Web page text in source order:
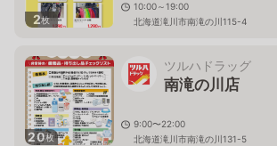
2枚
10:00～19:00
北海道滝川市南滝の川115-4
20枚
ツルハドラッグ
南滝の川店
9:00〜22:00
北海道滝川市南滝の川131-5